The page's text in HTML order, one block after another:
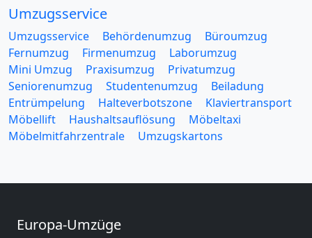
Umzugsservice
Umzugsservice Behördenumzug
Büroumzug
Fernumzug
Firmenumzug
Laborumzug
Mini Umzug
Praxisumzug
Privatumzug
Seniorenumzug
Studentenumzug
Beiladung
Entrümpelung
Halteverbotszone
Klaviertransport
Möbellift
Haushaltsauflösung
Möbeltaxi
Möbelmitfahrzentrale
Umzugskartons
Europa-Umzüge